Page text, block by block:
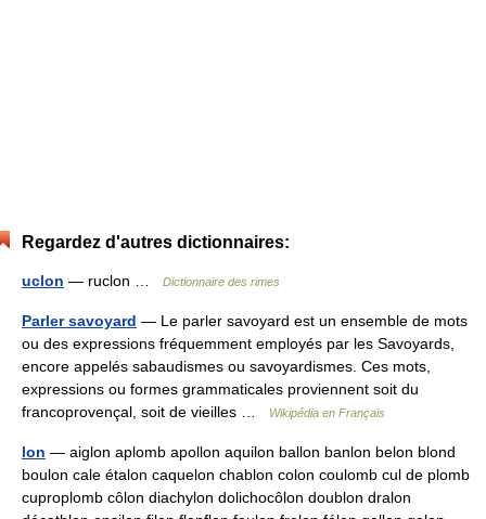
Regardez d'autres dictionnaires:
uclon — ruclon … Dictionnaire des rimes
Parler savoyard — Le parler savoyard est un ensemble de mots
ou des expressions fréquemment employés par les Savoyards,
encore appelés sabaudismes ou savoyardismes. Ces mots,
expressions ou formes grammaticales proviennent soit du
francoprovençal, soit de vieilles …
Wikipédia en Français
lon — aiglon aplomb apollon aquilon ballon banlon belon blond
boulon cale étalon caquelon chablon colon coulomb cul de plomb
cuproplomb côlon diachylon dolichocôlon doublon dralon